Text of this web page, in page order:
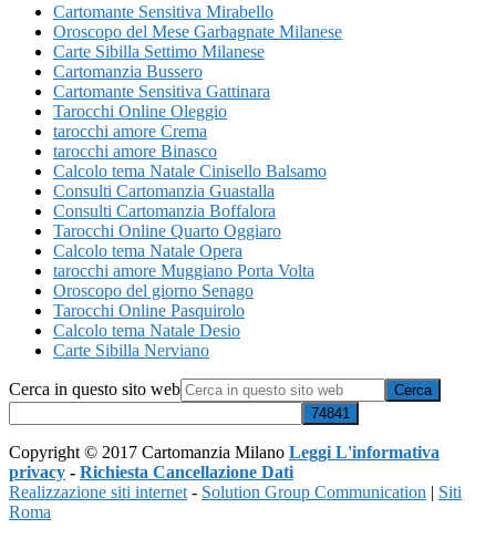
Cartomante Sensitiva Mirabello
Oroscopo del Mese Garbagnate Milanese
Carte Sibilla Settimo Milanese
Cartomanzia Bussero
Cartomante Sensitiva Gattinara
Tarocchi Online Oleggio
tarocchi amore Crema
tarocchi amore Binasco
Calcolo tema Natale Cinisello Balsamo
Consulti Cartomanzia Guastalla
Consulti Cartomanzia Boffalora
Tarocchi Online Quarto Oggiaro
Calcolo tema Natale Opera
tarocchi amore Muggiano Porta Volta
Oroscopo del giorno Senago
Tarocchi Online Pasquirolo
Calcolo tema Natale Desio
Carte Sibilla Nerviano
Cerca in questo sito web
Copyright © 2017 Cartomanzia Milano Leggi L'informativa
privacy - Richiesta Cancellazione Dati
Realizzazione siti internet - Solution Group Communication | Siti
Roma